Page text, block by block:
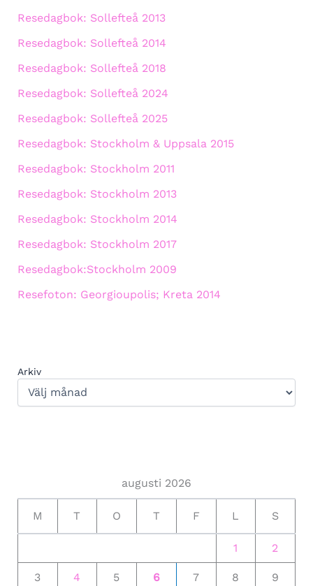
Resedagbok: Sollefteå 2013
Resedagbok: Sollefteå 2014
Resedagbok: Sollefteå 2018
Resedagbok: Sollefteå 2024
Resedagbok: Sollefteå 2025
Resedagbok: Stockholm & Uppsala 2015
Resedagbok: Stockholm 2011
Resedagbok: Stockholm 2013
Resedagbok: Stockholm 2014
Resedagbok: Stockholm 2017
Resedagbok:Stockholm 2009
Resefoton: Georgioupolis; Kreta 2014
Arkiv
augusti 2026
M T O T F L S
1 2
3 4 5 6 7 8 9